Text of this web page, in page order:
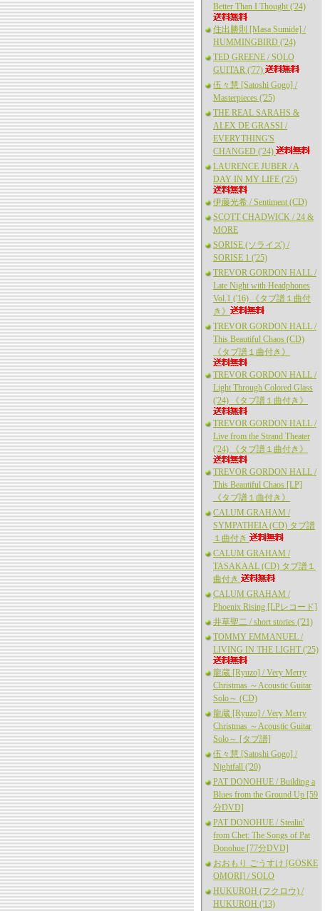
Better Than I Thought ('24)
住出勝則 [Masa Sumide] /
HUMMINGBIRD ('24)
TED GREENE / SOLO
GUITAR ('77)
伍々慧 [Satoshi Gogo] /
Masterpieces ('25)
THE REAL SARAHS &
ALEX DE GRASSI /
EVERYTHING'S
CHANGED ('24)
LAURENCE JUBER / A
DAY IN MY LIFE ('25)
伊藤光希 / Sentiment (CD)
SCOTT CHADWICK / 24 &
MORE
SORISE (ソライズ) /
SORISE 1 ('25)
TREVOR GORDON HALL /
Late Night with Headphones
Vol.1 ('16) 《タブ譜１曲付
き》
TREVOR GORDON HALL /
This Beautiful Chaos (CD)
《タブ譜１曲付き》
TREVOR GORDON HALL /
Light Through Colored Glass
('24) 《タブ譜１曲付き》
TREVOR GORDON HALL /
Live from the Strand Theater
('24) 《タブ譜１曲付き》
TREVOR GORDON HALL /
This Beautiful Chaos [LP]
《タブ譜１曲付き》
CALUM GRAHAM /
SYMPATHEIA (CD) タブ譜
１曲付き
CALUM GRAHAM /
TASAKAAL (CD) タブ譜１
曲付き
CALUM GRAHAM /
Phoenix Rising [LPレコード]
井草聖二 / short stories ('21)
TOMMY EMMANUEL /
LIVING IN THE LIGHT ('25)
龍蔵 [Ryuzo] / Very Merry
Christmas ～Acoustic Guitar
Solo～ (CD)
龍蔵 [Ryuzo] / Very Merry
Christmas ～Acoustic Guitar
Solo～ [タブ譜]
伍々慧 [Satoshi Gogo] /
Nightfall ('20)
PAT DONOHUE / Building a
Blues from the Ground Up [59
分DVD]
PAT DONOHUE / Stealin'
from Chet: The Songs of Pat
Donohue [77分DVD]
おおもり ごうすけ [GOSKE
OMORI] / SOLO
HUKUROH (フクロウ) /
HUKUROH ('13)